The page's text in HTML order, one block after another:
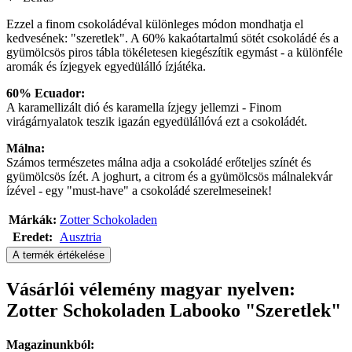
Ezzel a finom csokoládéval különleges módon mondhatja el
kedvesének: "szeretlek". A 60% kakaótartalmú sötét csokoládé és a
gyümölcsös piros tábla tökéletesen kiegészítik egymást - a különféle
aromák és ízjegyek egyedülálló ízjátéka.
60% Ecuador:
A karamellizált dió és karamella ízjegy jellemzi - Finom
virágárnyalatok teszik igazán egyedülállóvá ezt a csokoládét.
Málna:
Számos természetes málna adja a csokoládé erőteljes színét és
gyümölcsös ízét. A joghurt, a citrom és a gyümölcsös málnalekvár
ízével - egy "must-have" a csokoládé szerelmeseinek!
Márkák: Zotter Schokoladen
Eredet:
Ausztria
A termék értékelése
Vásárlói vélemény magyar nyelven:
Zotter Schokoladen Labooko "Szeretlek"
Magazinunkból: